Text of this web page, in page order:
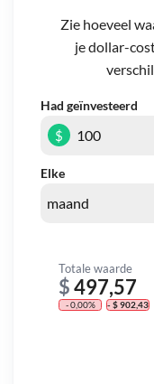
Zie hoeveel
je dollar-
Had geïnvesteerd
Elke
$
Totale waarde
$497,57
- 0,00% - $ 902,43